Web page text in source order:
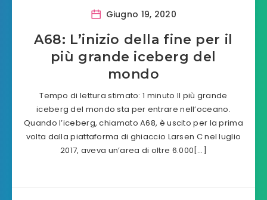
Giugno 19, 2020
A68: L’inizio della fine per il
più grande iceberg del
mondo
Tempo di lettura stimato: 1 minuto Il più grande
iceberg del mondo sta per entrare nell’oceano.
Quando l’iceberg, chiamato A68, è uscito per la prima
volta dalla piattaforma di ghiaccio Larsen C nel luglio
2017, aveva un’area di oltre 6.000[…]